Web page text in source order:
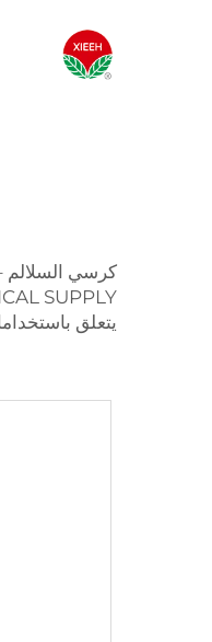
كرسي السلالم
يتعلق